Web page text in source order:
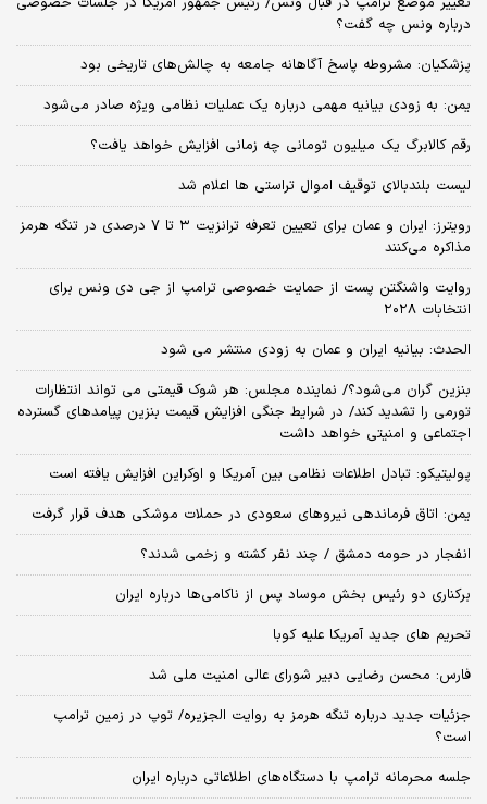
درباره ونس چه گفت؟
پزشکیان: مشروطه پاسخ آگاهانه جامعه به چالش‌های تاریخی بود
یمن: به زودی بیانیه مهمی درباره یک عملیات نظامی ویژه صادر می‌شود
رقم کالابرگ یک میلیون تومانی چه زمانی افزایش خواهد یافت؟
لیست بلندبالای توقیف اموال تراستی ها اعلام شد
رویترز: ایران و عمان برای تعیین تعرفه ترانزیت ۳ تا ۷ درصدی در تنگه هرمز
مذاکره می‌کنند
روایت واشنگتن پست از حمایت خصوصی ترامپ از جی دی ونس برای
انتخابات ۲۰۲۸
الحدث: بیانیه ایران و عمان به زودی منتشر می شود
بنزین گران می‌شود؟/ نماینده مجلس: هر شوک قیمتی می تواند انتظارات
تورمی را تشدید کند/ در شرایط جنگی افزایش قیمت بنزین پیامدهای گسترده
اجتماعی و امنیتی خواهد داشت
پولیتیکو: تبادل اطلاعات نظامی بین آمریکا و اوکراین افزایش یافته است
یمن: اتاق فرماندهی نیروهای سعودی در حملات موشکی هدف قرار گرفت
انفجار در حومه دمشق / چند نفر کشته و زخمی شدند؟
برکناری دو رئیس بخش موساد پس از ناکامی‌ها درباره ایران
تحریم های جدید آمریکا علیه کوبا
فارس: محسن رضایی دبیر شورای عالی امنیت ملی شد
جزئیات جدید درباره تنگه هرمز به روایت الجزیره/ توپ در زمین ترامپ
است؟
جلسه محرمانه ترامپ با دستگاه‌های اطلاعاتی درباره ایران